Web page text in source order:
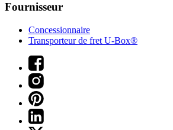
Fournisseur
Concessionnaire
Transporteur de fret U-Box®